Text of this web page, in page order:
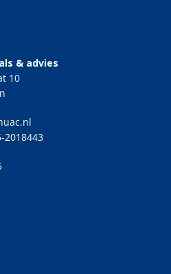
& advies
10
2018443